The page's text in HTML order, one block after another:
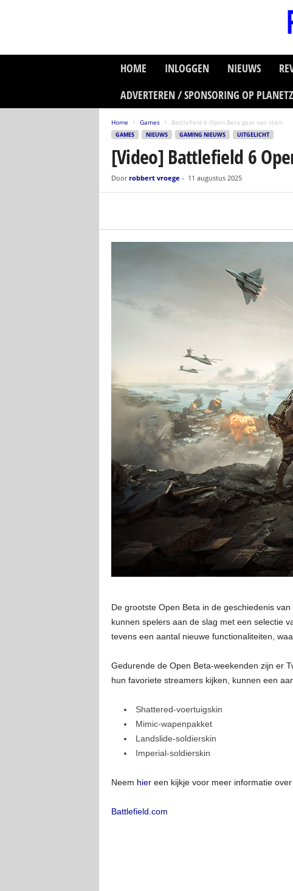
HOME INLOGGEN NIEUWS
ADVERTEREN / SPONSORING OP
Home Games Battlefield 6 Open Beta gaat van start
GAMES NIEUWS GAMING NIEUWS UITGELICHT
[Video] Battlefield 6
Door robbert vroege - 11 augustus 2025
De grootste Open Beta in de geschiedenis van
kunnen spelers aan de slag met een selectie
tevens een aantal nieuwe functionaliteiten,
Gedurende de Open Beta-weekenden zijn er
hun favoriete streamers kijken, kunnen een
Shattered-voertuigskin
Mimic-wapenpakket
Landslide-soldierskin
Imperial-soldierskin
Neem hiereen kijkje voor meer informatie
Battlefield.com